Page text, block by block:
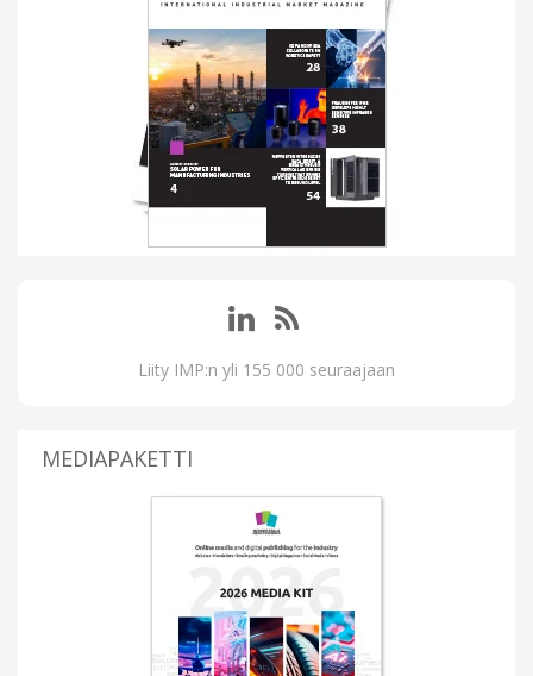
Liity IMP:n yli 155 000 seuraajaan
MEDIAPAKETTI